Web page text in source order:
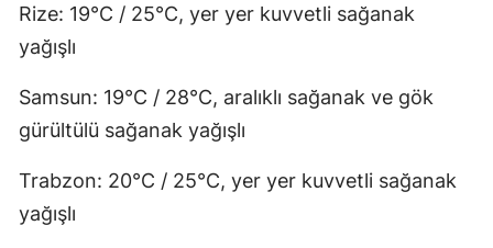
Rize: 19°C / 25°C, yer yer kuvvetli sağanak
yağışlı
Samsun: 19°C / 28°C, aralıklı sağanak ve gök
gürültülü sağanak yağışlı
Trabzon: 20°C / 25°C, yer yer kuvvetli sağanak
yağışlı